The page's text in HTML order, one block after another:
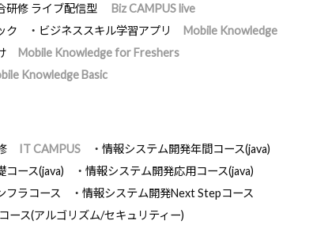
研修 ライブ配信型
Biz CAMPUS live
ク
ビジネススキル学習アプリ
Mobile Knowledge
Mobile Knowledge for Freshers
Knowledge Basic
IT CAMPUS
情報システム開発年間コース(java)
コース(java)
情報システム開発応用コース(java)
フラコース
情報システム開発Next Stepコース
ース(アルゴリズム/セキュリティー)